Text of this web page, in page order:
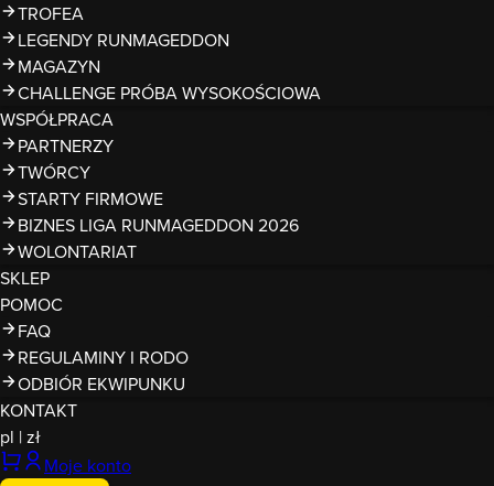
TROFEA
LEGENDY RUNMAGEDDON
MAGAZYN
CHALLENGE PRÓBA WYSOKOŚCIOWA
WSPÓŁPRACA
PARTNERZY
TWÓRCY
STARTY FIRMOWE
BIZNES LIGA RUNMAGEDDON 2026
WOLONTARIAT
SKLEP
POMOC
FAQ
REGULAMINY I RODO
ODBIÓR EKWIPUNKU
KONTAKT
pl |zł
Moje konto